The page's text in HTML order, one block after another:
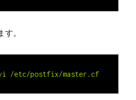
。
/etc/postfix/master.cf